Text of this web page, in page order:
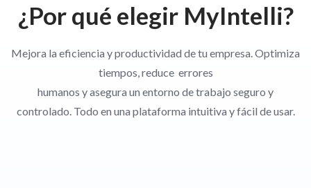
¿Por qué elegir MyIntelli?
Mejora la eficiencia y productividad de tu empresa. Optimiza
tiempos, reduce errores
humanos y asegura un entorno de trabajo seguro y
controlado. Todo en una plataforma intuitiva y fácil de usar.